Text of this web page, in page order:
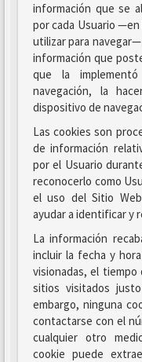
información que se
por cada Usuario
utilizar para
información que
que la
navegación, la
dispositivo de
Las cookies son
de información
por el Usuario
reconocerlo como
el uso del Sitio
ayudar a identificar y
La información
incluir la fecha y
visionadas, el
sitios visitados
embargo, ninguna
contactarse con el
cualquier otro
cookie puede